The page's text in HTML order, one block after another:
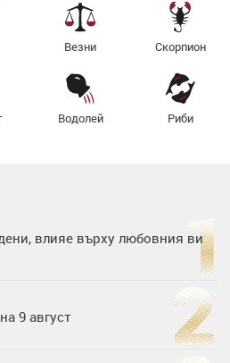
Везни Скорпион
Водолей Риби
влияе върху любовния ви
9 август